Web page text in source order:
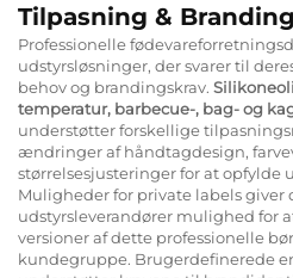
Tilpasning &
Professionelle
udstyrsløsninger, der svarer til
behov og brandingskrav.
temperatur, barbecue-, bag- og
understøtter forskellige
ændringer af håndtagdesign,
størrelsesjusteringer for at opfylde
Muligheder for private labels giver
udstyrsleverandører mulighed
versioner af dette professionelle
kundegruppe. Brugerdefinerede